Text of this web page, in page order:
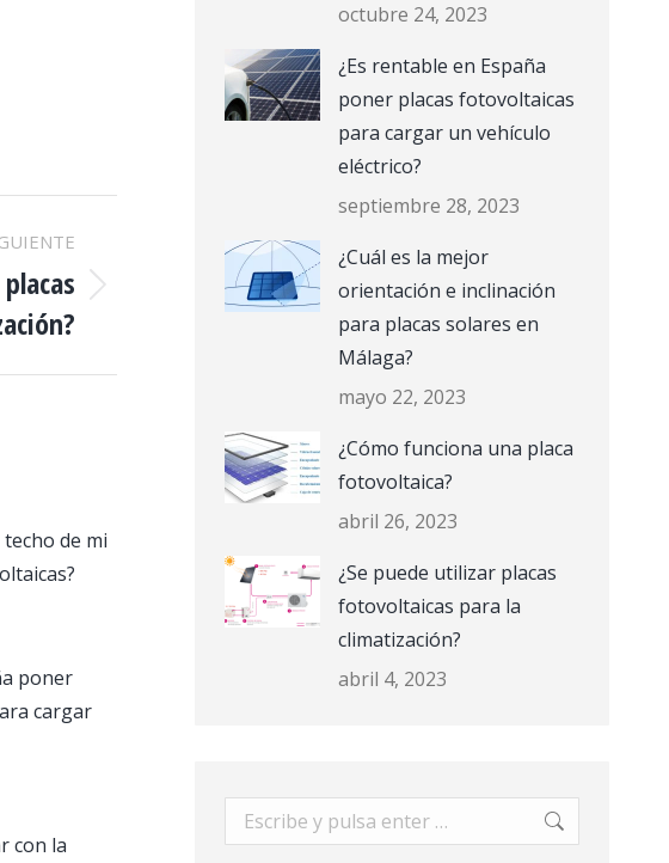
de mi
poner
cargar
con la
octubre 24, 2023
¿Es rentable en España
poner placas fotovoltaicas
para cargar un vehículo
eléctrico?
septiembre 28, 2023
¿Cuál es la mejor
orientación e inclinación
para placas solares en
Málaga?
mayo 22, 2023
¿Cómo funciona una placa
fotovoltaica?
abril 26, 2023
¿Se puede utilizar placas
fotovoltaicas para la
climatización?
abril 4, 2023
Buscar: